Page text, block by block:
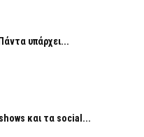
υπάρχει...
και τα social...